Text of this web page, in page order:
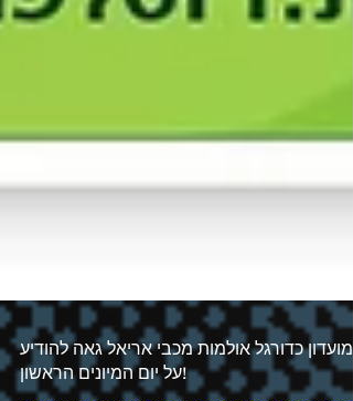
מועדון כדורגל אולמות מכבי אריאל גאה להודיע